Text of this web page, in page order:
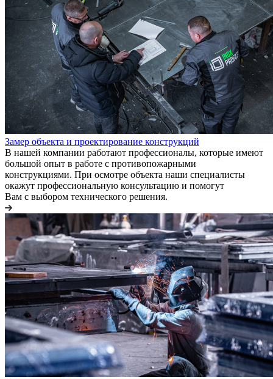
Замер объекта и проектирование конструкций
В нашей компании работают профессионалы, которые имеют
большой опыт в работе с противопожарными
конструкциями. При осмотре объекта наши специалисты
окажут профессиональную консультацию и помогут
Вам с выбором технического решения.